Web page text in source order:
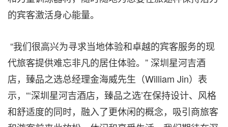
的宾客激活身心能量。
“我们很高兴为寻求当地体验和卓越的宾客服务的现
代旅客提供难忘非凡的居住体验。” 深圳星河吉酒
店，臻品之选总经理金海威先生（William Jin）表
示，“‘深圳星河吉酒店，臻品之选’在保持设计、风格
和舒适度的同时，融入了更休闲的概念，吸引商旅客